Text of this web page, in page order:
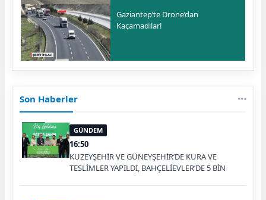
Gaziantep’te Drone’dan
Kaçamadılar!
Son Haberler
GÜNDEM
16:50
KUZEYŞEHİR VE GÜNEYŞEHİR’DE KURA VE
TESLİMLER YAPILDI, BAHÇELİEVLER’DE 5 BİN
KONUTUN TEMELİ ATILDI